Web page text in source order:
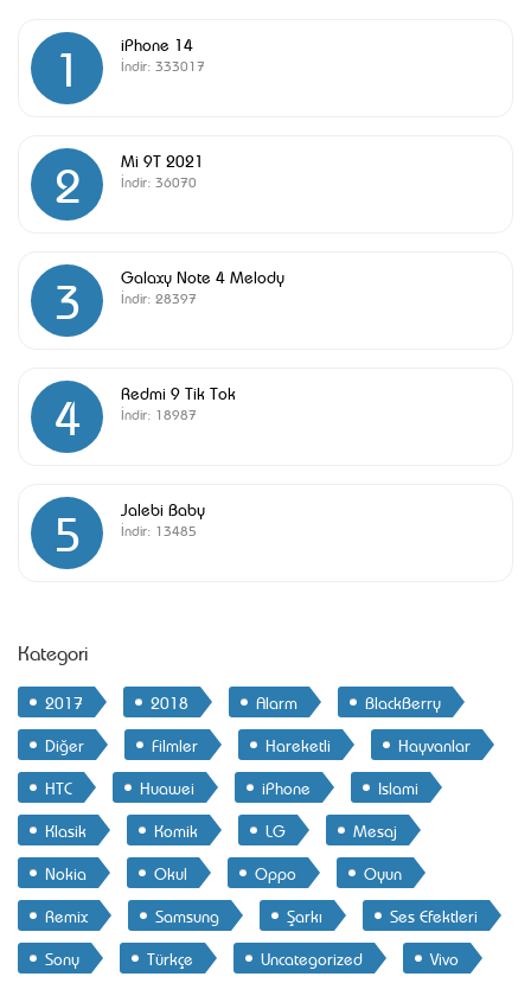
1 iPhone 14
İndir: 333017
2 Mi 9T 2021
İndir: 36070
3 Galaxy Note 4 Melody
İndir: 28397
4 Redmi 9 Tik Tok
İndir: 18987
5 Jalebi Baby
İndir: 13485
Kategori
2017 2018 Alarm
BlackBerry
Diğer
Filmler Hareketli
Hayvanlar
HTC
Huawei iPhone
Islami
Klasik
Komik LG
Mesaj
Nokia
Okul Oppo
Oyun
Remix
Samsung Şarkı
Ses Efektleri
Sony
Türkçe Uncategorized Vivo